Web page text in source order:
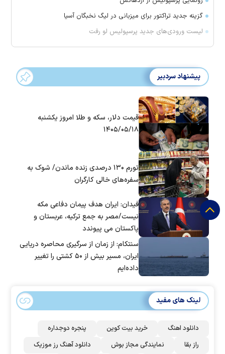
گزینه جدید تراکتور برای میزبانی در لیگ نخبگان آسیا
لیست ورودی‌های جدید پرسپولیس لو رفت
پیشنهاد سردبیر
قیمت دلار، سکه و طلا امروز یکشنبه
۱۴۰۵/۰۵/۱۸
تورم ۱۳۰ درصدی زنده ماندن/ شوک به
سفره‌های خالی کارگران
فیدان: ایران هدف پیمان دفاعی مکه
نیست/مصر به جمع ترکیه، عربستان و
پاکستان می پیوندد
سنتکام: از زمان از سرگیری محاصره دریایی
ایران، مسیر بیش از ۵۰ کشتی را تغییر
داده‌ایم
لینک های مفید
دانلود اهنگ خرید بیت کوین
پنجره دوجداره
راز بقا
نمایندگی مجاز بوش دانلود آهنگ رز‌ موزیک